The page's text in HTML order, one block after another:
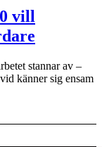
vill
stannar av –
känner sig ensam